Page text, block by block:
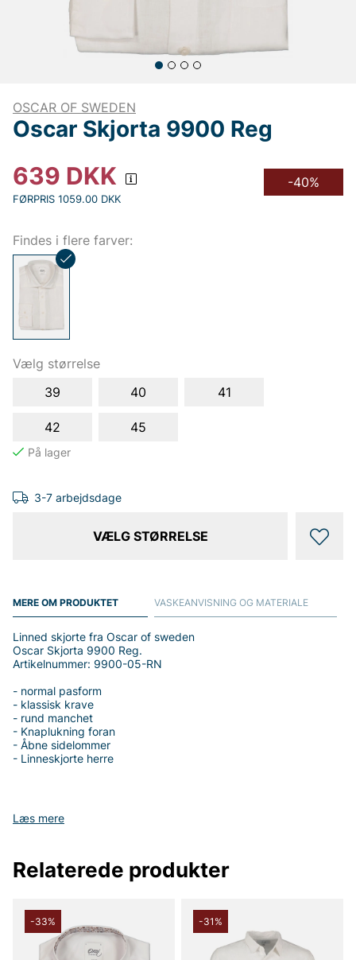
OSCAR OF SWEDEN
Oscar Skjorta 9900 Reg
639 DKK
FØRPRIS 1059.00 DKK
-40%
Findes i flere farver:
Vælg størrelse
39
40 41
42 45
3-7 arbejdsdage
VÆLG STØRRELSE
MERE OM PRODUKTET
Læs mere
Linned skjorte fra Oscar of sweden
Oscar Skjorta 9900 Reg.
Artikelnummer: 9900-05-RN
- normal pasform
- klassisk krave
- rund manchet
- Knaplukning foran
- Åbne sidelommer
- Linneskjorte herre
Tak fordi du handler i vores webshop. Besøg også vores butik i
VASKEANVISNING OG MATERIALE
Relaterede produkter
-33% -31%